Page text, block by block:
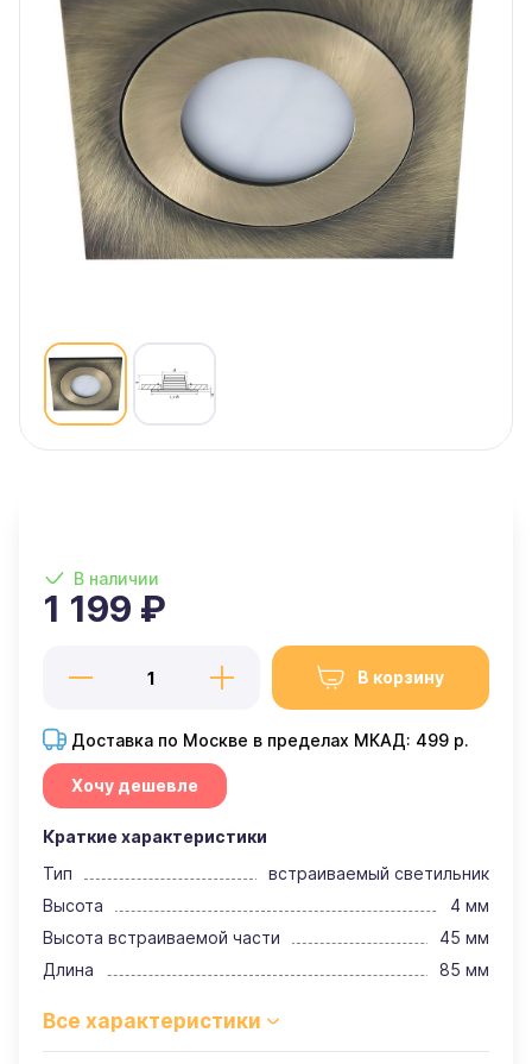
В наличии
1 199 ₽
В корзину
Доставка по Москве в пределах МКАД: 499 р.
Хочу дешевле
Краткие характеристики
Тип
встраиваемый светильник
Высота
4 мм
Высота встраиваемой части
45 мм
Длина
85 мм